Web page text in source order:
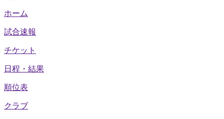
ホーム
試合速報
チケット
日程・結果
順位表
クラブ